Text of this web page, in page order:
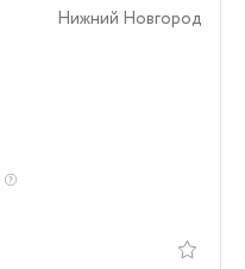
Нижний Новгород